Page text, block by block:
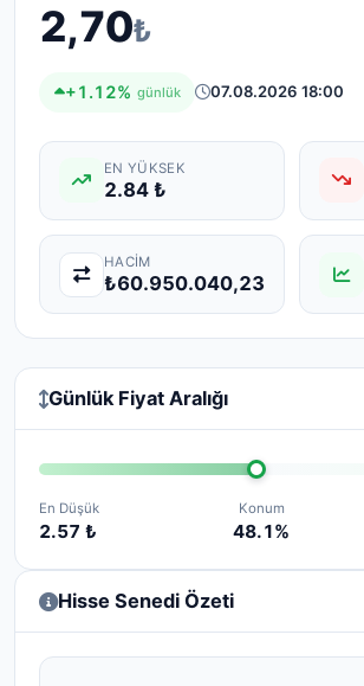
2,70₺
+1.12% günlük 07.08.2026 18:00
EN YÜKSEK
2.84 ₺
HACIM
₺60.950.040,23
Günlük Fiyat Aralığı
En Düşük
2.57 ₺
Konum
48.1%
Hisse Senedi Özeti